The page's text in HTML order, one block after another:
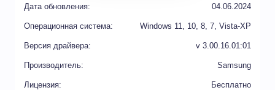
Дата обновления: 04.06.2024
Операционная система: Windows 11, 10, 8, 7, Vista-XP
Версия драйвера: v 3.00.16.01:01
Производитель: Samsung
Лицензия: Бесплатно